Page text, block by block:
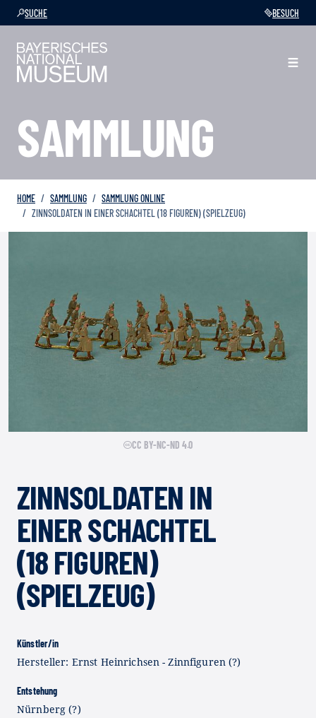
SUCHE BESUCH
SAMMLUNG
HOME SAMMLUNG
SAMMLUNG ONLINE
ZINNSOLDATEN IN EINER SCHACHTEL (18 FIGUREN) (SPIELZEUG)
CC BY-NC-ND 4.0
ZINNSOLDATEN IN
EINER SCHACHTEL
(18 FIGUREN)
(SPIELZEUG)
Künstler/in
Hersteller: Ernst Heinrichsen - Zinnfiguren (?)
Entstehung
Nürnberg (?)